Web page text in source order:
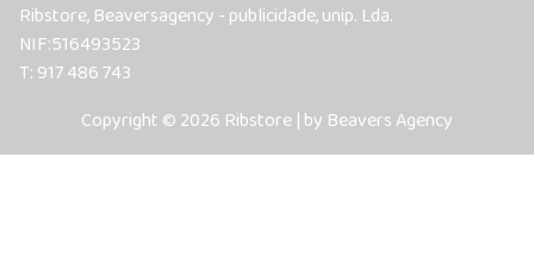
Ribstore, Beaversagency - publicidade, unip. Lda.
NIF:516493523
T: 917 486 743
Copyright © 2026 Ribstore | by Beavers Agency